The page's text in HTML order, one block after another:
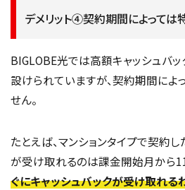
デメリット④契約期間によって
BIGLOBE光では高額キャッシュバ
設けられていますが、契約期間によ
せん。
たとえば、マンションタイプで契約し
が受け取れるのは課金開始月から
ぐにキャッシュバックが受け取れる